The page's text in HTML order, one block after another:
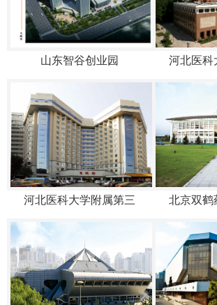
山东智谷创业园 河北医科
河北医科大学附属第三 北京双鹤